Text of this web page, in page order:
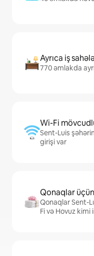
Ayrıca iş
770 əmlakda
Wi-Fi
Sent-Luis
girişi var
Qonaqlar
Qonaqlar Sent-
Fi və Hovuz kimi